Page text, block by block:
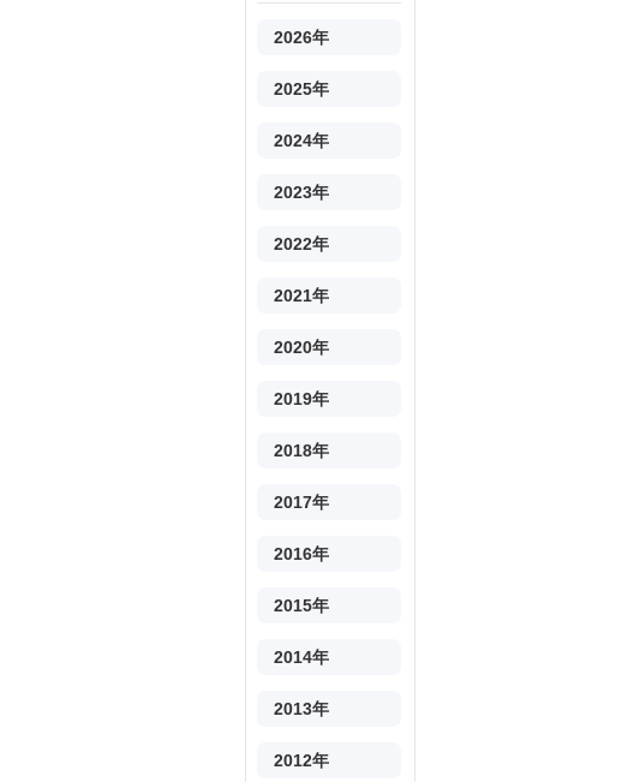
2026年
2025年
2024年
2023年
2022年
2021年
2020年
2019年
2018年
2017年
2016年
2015年
2014年
2013年
2012年